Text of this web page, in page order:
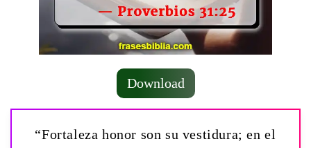
Download
“Fortaleza honor son su vestidura; en el